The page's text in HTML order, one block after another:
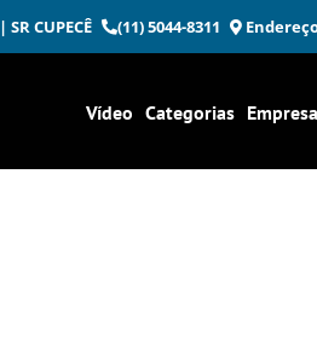
| SR CUPECÊ (11) 5044-8311
Vídeo Categorias Empresa